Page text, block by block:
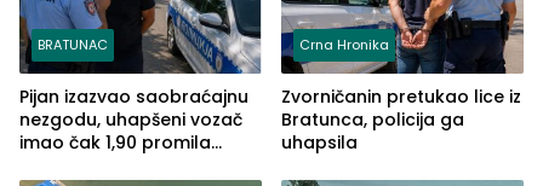
BRATUNAC
Pijan izazvao saobraćajnu
nezgodu, uhapšeni vozač
imao čak 1,90 promila
Crna Hronika
Zvorničanin pretukao lice iz
Bratunca, policija ga
uhapsila